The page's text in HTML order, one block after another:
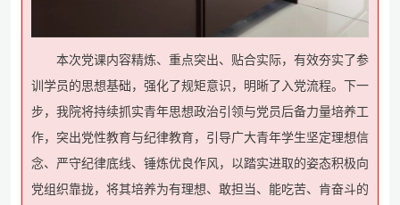
本次党课内容精炼、重点突出、贴合实际，有效夯实了参
训学员的思想基础，强化了规矩意识，明晰了入党流程。下一
步，我院将持续抓实青年思想政治引领与党员后备力量培养工
作，突出党性教育与纪律教育，引导广大青年学生坚定理想信
念、严守纪律底线、锤炼优良作风，以踏实进取的姿态积极向
党组织靠拢，将其培养为有理想、敢担当、能吃苦、肯奋斗的